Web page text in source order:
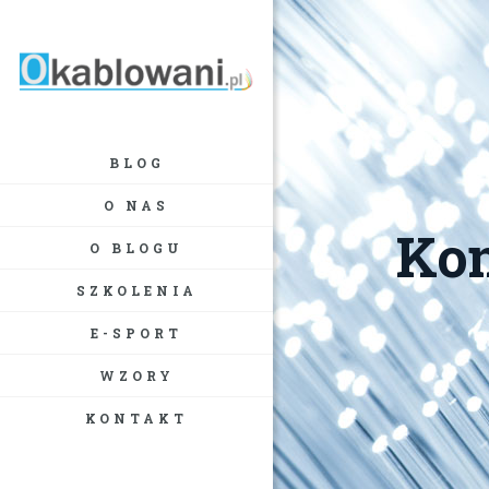
BLOG
O NAS
O BLOGU
SZKOLENIA
E-SPORT
WZORY
KONTAKT